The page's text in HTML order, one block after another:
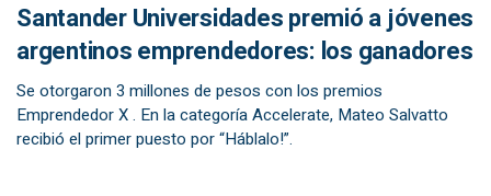
Santander Universidades premió a jóvenes
argentinos emprendedores: los ganadores
Se otorgaron 3 millones de pesos con los premios
Emprendedor X . En la categoría Accelerate, Mateo Salvatto
recibió el primer puesto por “Háblalo!”.